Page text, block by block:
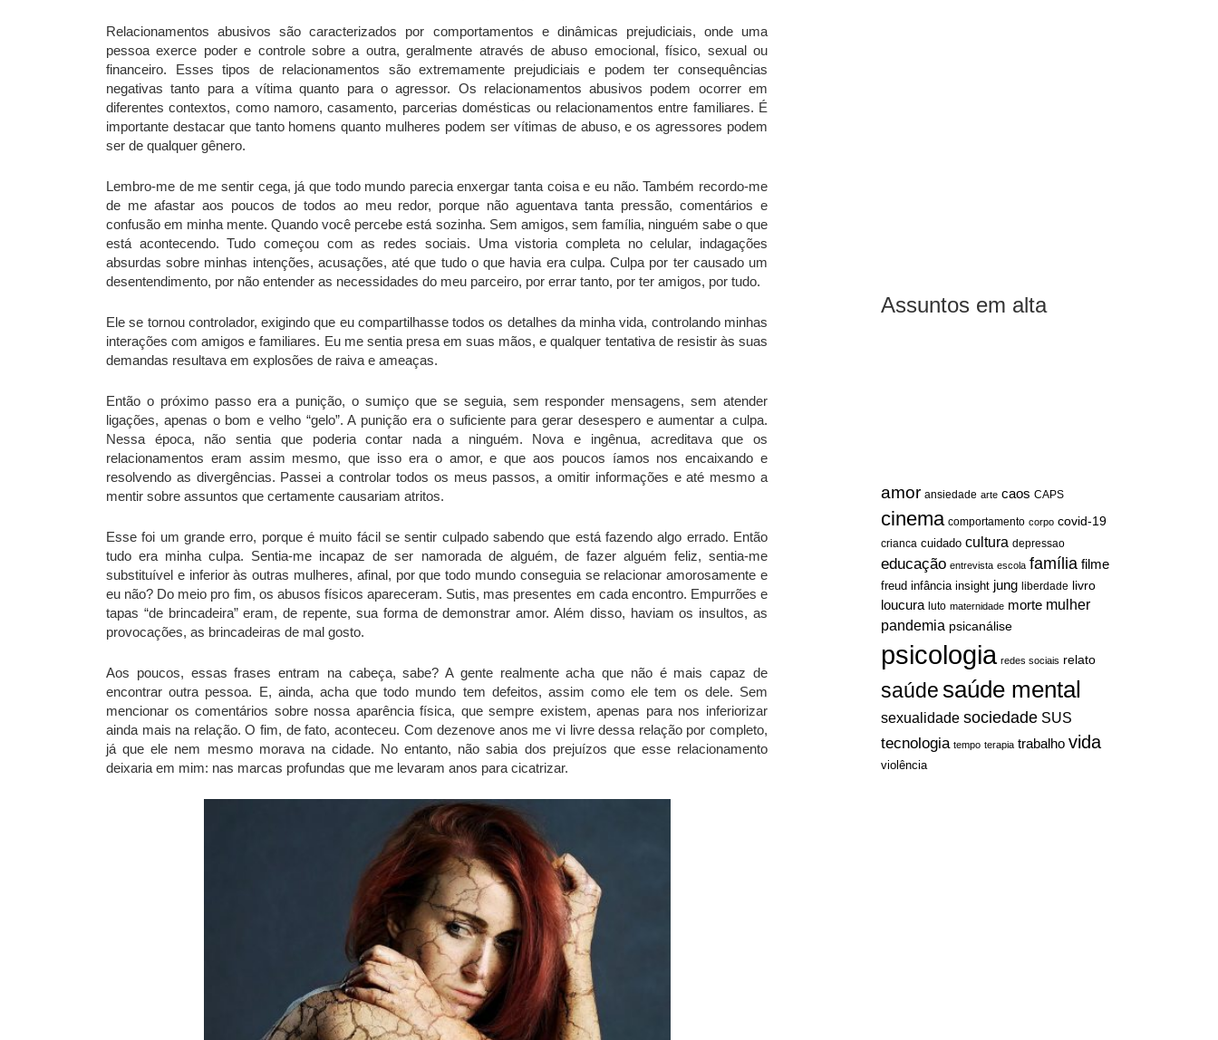
Assuntos em alta
amor ansiedade arte caos CAPS
cinema comportamento corpo covid-19
crianca cuidado cultura depressao
educação entrevista escola família filme
freud infância insight jung liberdade livro
loucura luto maternidade morte mulher
pandemia psicanálise
psicologia redes sociais relato
saúdesaúde mental
sexualidade sociedade SUS
tecnologia tempo terapia trabalho vida
violência
Relacionamentos abusivos são caracterizados por comportamentos e dinâmicas prejudiciais, onde uma
pessoa exerce poder e controle sobre a outra, geralmente através de abuso emocional, físico, sexual ou
financeiro. Esses tipos de relacionamentos são extremamente prejudiciais e podem ter consequências
negativas tanto para a vítima quanto para o agressor. Os relacionamentos abusivos podem ocorrer em
diferentes contextos, como namoro, casamento, parcerias domésticas ou relacionamentos entre familiares. É
importante destacar que tanto homens quanto mulheres podem ser vítimas de abuso, e os agressores podem
ser de qualquer gênero.
Lembro-me de me sentir cega, já que todo mundo parecia enxergar tanta coisa e eu não. Também recordo-me
de me afastar aos poucos de todos ao meu redor, porque não aguentava tanta pressão, comentários e
confusão em minha mente. Quando você percebe está sozinha. Sem amigos, sem família, ninguém sabe o que
está acontecendo. Tudo começou com as redes sociais. Uma vistoria completa no celular, indagações
absurdas sobre minhas intenções, acusações, até que tudo o que havia era culpa. Culpa por ter causado um
desentendimento, por não entender as necessidades do meu parceiro, por errar tanto, por ter amigos, por tudo.
Ele se tornou controlador, exigindo que eu compartilhasse todos os detalhes da minha vida, controlando minhas
interações com amigos e familiares. Eu me sentia presa em suas mãos, e qualquer tentativa de resistir às suas
demandas resultava em explosões de raiva e ameaças.
Então o próximo passo era a punição, o sumiço que se seguia, sem responder mensagens, sem atender
ligações, apenas o bom e velho “gelo”. A punição era o suficiente para gerar desespero e aumentar a culpa.
Nessa época, não sentia que poderia contar nada a ninguém. Nova e ingênua, acreditava que os
relacionamentos eram assim mesmo, que isso era o amor, e que aos poucos íamos nos encaixando e
resolvendo as divergências. Passei a controlar todos os meus passos, a omitir informações e até mesmo a
mentir sobre assuntos que certamente causariam atritos.
Esse foi um grande erro, porque é muito fácil se sentir culpado sabendo que está fazendo algo errado. Então
tudo era minha culpa. Sentia-me incapaz de ser namorada de alguém, de fazer alguém feliz, sentia-me
substituível e inferior às outras mulheres, afinal, por que todo mundo conseguia se relacionar amorosamente e
eu não? Do meio pro fim, os abusos físicos apareceram. Sutis, mas presentes em cada encontro. Empurrões e
tapas “de brincadeira” eram, de repente, sua forma de demonstrar amor. Além disso, haviam os insultos, as
provocações, as brincadeiras de mal gosto.
Aos poucos, essas frases entram na cabeça, sabe? A gente realmente acha que não é mais capaz de
encontrar outra pessoa. E, ainda, acha que todo mundo tem defeitos, assim como ele tem os dele. Sem
mencionar os comentários sobre nossa aparência física, que sempre existem, apenas para nos inferiorizar
ainda mais na relação. O fim, de fato, aconteceu. Com dezenove anos me vi livre dessa relação por completo,
já que ele nem mesmo morava na cidade. No entanto, não sabia dos prejuízos que esse relacionamento
deixaria em mim: nas marcas profundas que me levaram anos para cicatrizar.